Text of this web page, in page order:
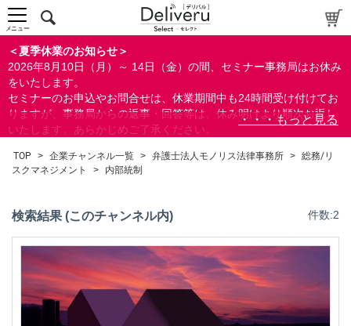
総務/リスクマネジメント
コンプライアンス
内部統制
個人情報保護
法務/契約/知財
営業/マーケティング
IT
すべて
検索
閉じる
＜夏季休業のお知らせ＞
2026年8月10日（月）～ 14日（金）の間、セミナー事務局はお休み
をいたします。
セミナーのお申込やお問合せは、休業期間中も24時間受け付けてお
りますが、事務局からの返事・回答等は、休み明けより順次お返し
いたします。あらかじめご了承ください。
ができます。
メニュー
TOP > 企業チャンネル一覧 > 弁護士法人モノリス法律事務所 > 総務/リ
スクマネジメント
> 内部統制
検索結果 (このチャンネル内) 件数:2